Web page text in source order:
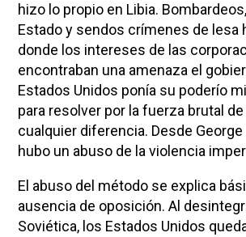
hizo lo propio en Libia.
Estado y sendos crímenes de lesa
donde los intereses de las
encontraban una amenaza el
Estados Unidos ponía su poderío
para resolver por la fuerza brutal
cualquier diferencia. Desde
hubo un abuso de la violencia
El abuso del método se explica
ausencia de oposición. Al
Soviética, los Estados Unidos